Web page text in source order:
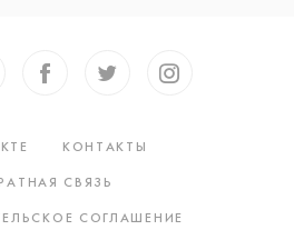
КОНТАКТЫ
СВЯЗЬ
СОГЛАШЕНИЕ